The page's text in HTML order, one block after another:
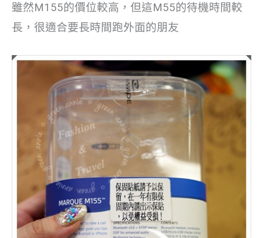
雖然M155的價位較高，但這M55的待機時間較
長，很適合要長時間跑外面的朋友